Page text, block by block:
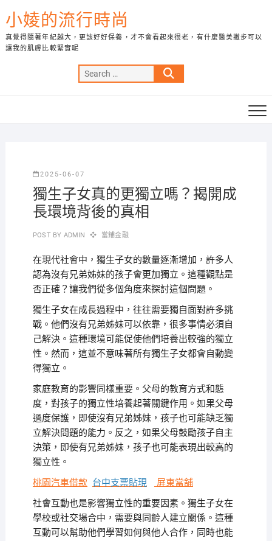
to
content
小婈的流行時尚
真覺得隨著年紀越大，更該好好保養，才不會看起來很老，有什麼醫美撇步可以
讓我的肌膚比較緊實呢
Search
…
2025-06-07
獨生子女真的更獨立嗎？揭開成
長環境背後的真相
POST BY ADMIN 當鋪金融
在現代社會中，獨生子女的數量逐漸增加，許多人
認為沒有兄弟姊妹的孩子會更加獨立。這種觀點是
否正確？讓我們從多個角度來探討這個問題。
獨生子女在成長過程中，往往需要獨自面對許多挑
戰。他們沒有兄弟姊妹可以依靠，很多事情必須自
己解決。這種環境可能促使他們培養出較強的獨立
性。然而，這並不意味著所有獨生子女都會自動變
得獨立。
家庭教育的影響同樣重要。父母的教育方式和態
度，對孩子的獨立性培養起著關鍵作用。如果父母
過度保護，即使沒有兄弟姊妹，孩子也可能缺乏獨
立解決問題的能力。反之，如果父母鼓勵孩子自主
決策，即使有兄弟姊妹，孩子也可能表現出較高的
獨立性。
桃園汽車借款 台中支票貼現
屏東當舖
社會互動也是影響獨立性的重要因素。獨生子女在
學校或社交場合中，需要與同齡人建立關係。這種
互動可以幫助他們學習如何與他人合作，同時也能